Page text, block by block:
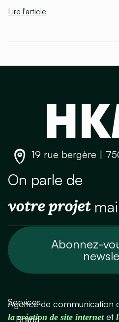
Lire l'article
19 rue bergère |
On parle de
votre projet
Abonnez-
Agence de communication
la création de site internetet
Services
Brand